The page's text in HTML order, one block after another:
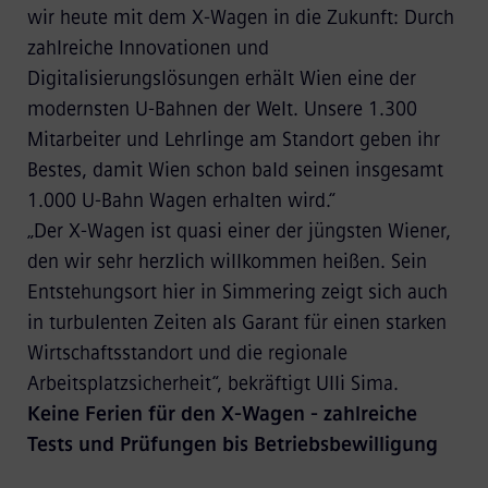
wir heute mit dem X-Wagen in die Zukunft: Durch
zahlreiche Innovationen und
Digitalisierungslösungen erhält Wien eine der
modernsten U-Bahnen der Welt. Unsere 1.300
Mitarbeiter und Lehrlinge am Standort geben ihr
Bestes, damit Wien schon bald seinen insgesamt
1.000 U-Bahn Wagen erhalten wird.“
„Der X-Wagen ist quasi einer der jüngsten Wiener,
den wir sehr herzlich willkommen heißen. Sein
Entstehungsort hier in Simmering zeigt sich auch
in turbulenten Zeiten als Garant für einen starken
Wirtschaftsstandort und die regionale
Arbeitsplatzsicherheit“, bekräftigt Ulli Sima.
Keine Ferien für den X-Wagen - zahlreiche
Tests und Prüfungen bis Betriebsbewilligung